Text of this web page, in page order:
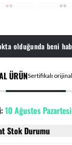
olduğunda beni
ÜRÜNSertifikalı
10 Ağustos Pazartesi
Stok Durumu